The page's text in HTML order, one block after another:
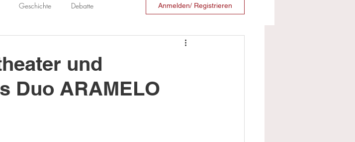
Geschichte Debatte Anmelden/ Registrieren
und
Duo ARAMELO